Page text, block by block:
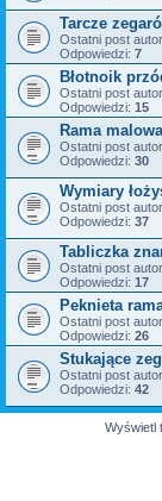
Tarcze
Ostatni post
Odpowiedzi: 7
Błotnoik
Ostatni post
Odpowiedzi: 15
Rama
Ostatni post
Odpowiedzi: 30
Wymiary
Ostatni post
Odpowiedzi: 37
Tabliczka
Ostatni post
Odpowiedzi: 17
Peknieta
Ostatni post
Odpowiedzi: 26
Stukające
Ostatni post
Odpowiedzi: 42
Wyświetl